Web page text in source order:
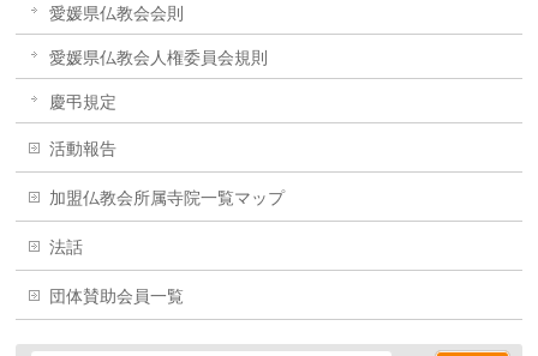
愛媛県仏教会会則
愛媛県仏教会人権委員会規則
慶弔規定
活動報告
加盟仏教会所属寺院一覧マップ
法話
団体賛助会員一覧